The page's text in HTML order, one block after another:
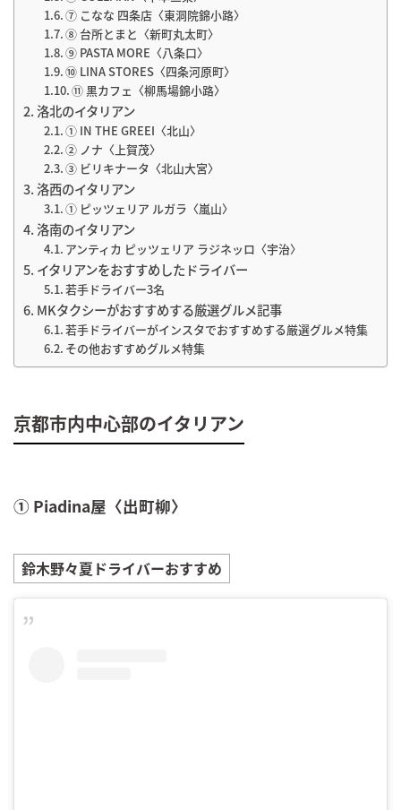
⑦ こなな 四条店〈東洞院錦小路〉
⑧ 台所とまと〈新町丸太町〉
⑨ PASTA MORE〈八条口〉
⑩ LINA STORES〈四条河原町〉
⑪ 黒カフェ〈柳馬場錦小路〉
洛北のイタリアン
① IN THE GREEI〈北山〉
② ノナ〈上賀茂〉
③ ビリキナータ〈北山大宮〉
洛西のイタリアン
① ピッツェリア ルガラ〈嵐山〉
洛南のイタリアン
アンティカ ピッツェリア ラジネッロ〈宇治〉
イタリアンをおすすめしたドライバー
若手ドライバー3名
MKタクシーがおすすめする厳選グルメ記事
若手ドライバーがインスタでおすすめする厳選グルメ特集
その他おすすめグルメ特集
京都市内中心部のイタリアン
① Piadina屋〈出町柳〉
鈴木野々夏 ドライバーおすすめ